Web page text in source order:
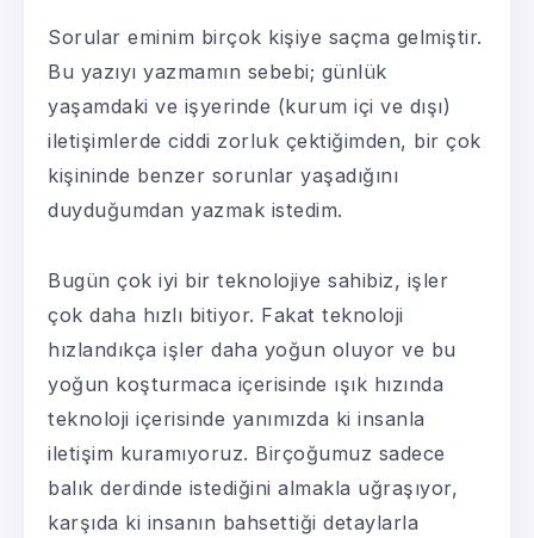
Sorular eminim birçok kişiye saçma gelmiştir.
Bu yazıyı yazmamın sebebi; günlük
yaşamdaki ve işyerinde (kurum içi ve dışı)
iletişimlerde ciddi zorluk çektiğimden, bir çok
kişininde benzer sorunlar yaşadığını
duyduğumdan yazmak istedim.
Bugün çok iyi bir teknolojiye sahibiz, işler
çok daha hızlı bitiyor. Fakat teknoloji
hızlandıkça işler daha yoğun oluyor ve bu
yoğun koşturmaca içerisinde ışık hızında
teknoloji içerisinde yanımızda ki insanla
iletişim kuramıyoruz. Birçoğumuz sadece
balık derdinde istediğini almakla uğraşıyor,
karşıda ki insanın bahsettiği detaylarla